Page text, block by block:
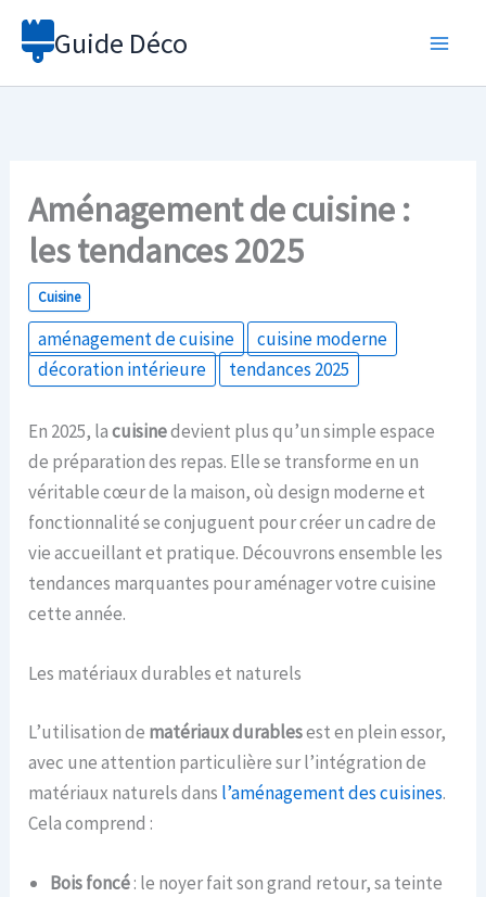
Aller
Guide Déco
Aménagement de cuisine :
les tendances 2025
Cuisine
aménagement de cuisine
cuisine moderne
décoration intérieure
tendances 2025
En 2025, lacuisinedevient plus qu’un simple espace
de préparation des repas. Elle se transforme en un
véritable cœur de la maison, où design moderne et
fonctionnalité se conjuguent pour créer un cadre de
vie accueillant et pratique. Découvrons ensemble les
tendances marquantes pour aménager votre cuisine
cette année.
Les matériaux durables et naturels
L’utilisation de matériaux durablesest en plein essor,
avec une attention particulière sur l’intégration de
matériaux naturels dans l’aménagement des cuisines.
Cela comprend :
Bois foncé: le noyer fait son grand retour, sa teinte